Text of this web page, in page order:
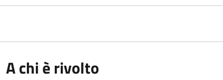
A chi è rivolto